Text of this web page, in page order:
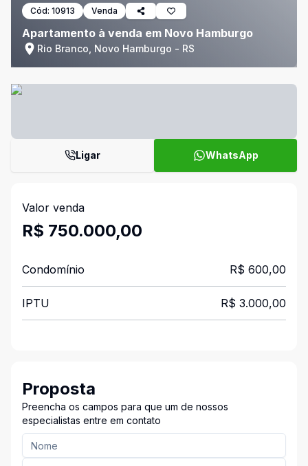
Cód: 10913 Venda
Apartamento à venda em Novo Hamburgo
Rio Branco, Novo Hamburgo - RS
Ligar WhatsApp
Valor venda
R$ 750.000,00
Condomínio R$ 600,00
IPTU R$ 3.000,00
Proposta
Preencha os campos para que um de nossos
especialistas entre em contato